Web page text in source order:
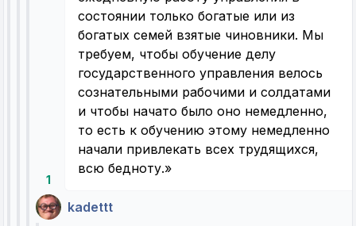
1
состоянии только богатые или из
богатых семей взятые чиновники. Мы
требуем, чтобы обучение делу
государственного управления велось
сознательными рабочими и солдатами
и чтобы начато было оно немедленно,
то есть к обучению этому немедленно
начали привлекать всех трудящихся,
всю бедноту.»
kadettt